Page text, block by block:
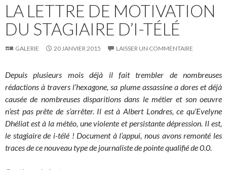
LA LETTRE DE MOTIVATION
DU STAGIAIRE D’I-TÉLÉ
GALERIE 20 JANVIER 2015 LAISSER UN COMMENTAIRE
Depuis plusieurs mois déjà il fait trembler de nombreuses
rédactions à travers l’hexagone, sa plume assassine a dores et déjà
causée de nombreuses disparitions dans le métier et son oeuvre
n’est pas prête de s’arrêter. Il est à Albert Londres, ce qu’Evelyne
Dhéliat est à la météo, une violente et persistante dépression. Il est,
le stagiaire de i-télé ! Document à l’appui, nous avons remonté les
traces de ce nouveau type de journaliste de pointe qualifié de 0.0.